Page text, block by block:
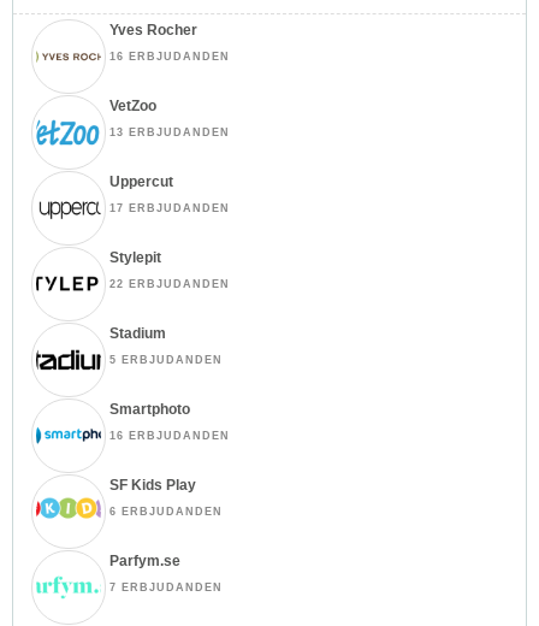
Yves Rocher
16 ERBJUDANDEN
VetZoo
13 ERBJUDANDEN
Uppercut
17 ERBJUDANDEN
Stylepit
22 ERBJUDANDEN
Stadium
5 ERBJUDANDEN
Smartphoto
16 ERBJUDANDEN
SF Kids Play
6 ERBJUDANDEN
Parfym.se
7 ERBJUDANDEN